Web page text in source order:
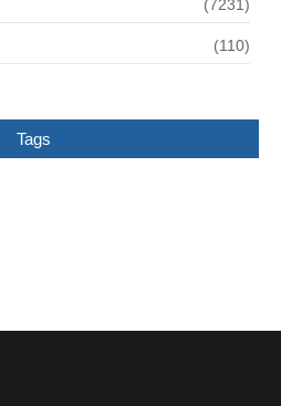
(7231)
(110)
Tags